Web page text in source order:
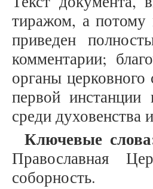
тиражом, а потому
приведен
комментарии;
органы
первой
среди духовенства
Ключевые
Православная
соборность.